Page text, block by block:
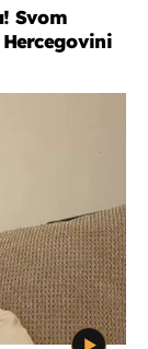
Svom